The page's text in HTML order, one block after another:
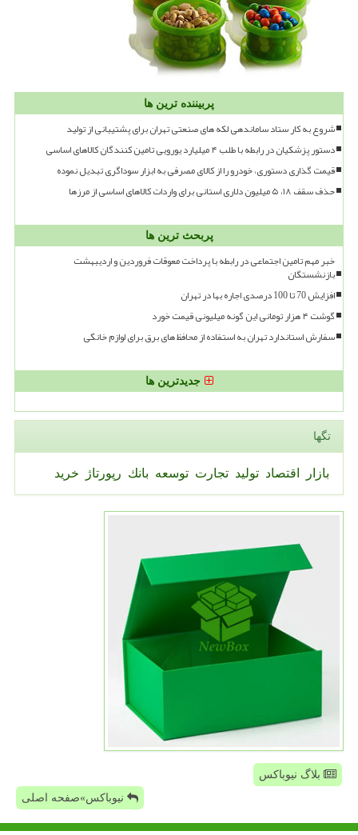
پربیننده ترین ها
شروع به کار ستاد ساماندهی لکه های صنعتی تهران برای پشتیبانی از تولید
دستور پزشکیان در رابطه با طلب ۴ میلیارد یورویی تامین کنندگان کالاهای اساسی
قیمت گذاری دستوری، خودرو را از کالای مصرفی به ابزار سوداگری تبدیل نموده
حذف سقف ۱۸، ۵ میلیون دلاری استانی برای واردات کالاهای اساسی از مرزها
پربحث ترین ها
خبر مهم تامین اجتماعی در رابطه با پرداخت معوقات فروردین و اردیبهشت
بازنشستگان
افزایش 70 تا 100 درصدی اجاره بها در تهران
گوشت ۴ هزار تومانی این گونه میلیونی قیمت خورد
سفارش استاندارد تهران به استفاده از محافظ های برق برای لوازم خانگی
جدیدترین ها
تگها
بازار اقتصاد تولید تجارت توسعه بانك رپورتاژ خرید
بلاگ نیوباکس
نیوباکس»صفحه اصلی